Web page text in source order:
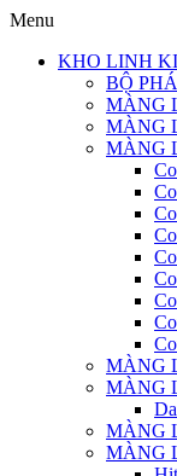
Menu
KHO LINH
BỘ
MÀNG
MÀNG
MÀNG
MÀNG
MÀNG
MÀNG
MÀNG